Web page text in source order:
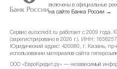
май 2023 583.23 ₽
апрель 2023 583.49 ₽
март 2023
включены в официальные
на сайте Банка России →
Сервис eurocredit.ru работает с 2009 года.
(зарегистрировано в 2026 г.). ИНН:
Юридический адрес: 420080, г. Казань,
использовании материалов сайта
ООО «ЕвроКредит.ру» — независимый